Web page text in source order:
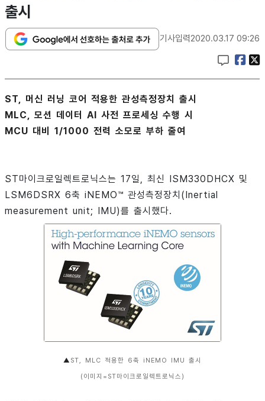
출시
기사입력2020.03.17 09:26
ST, 머신 러닝 코어 적용한 관성측정장치 출시
MLC, 모션 데이터 AI 사전 프로세싱 수행 시
MCU 대비 1/1000 전력 소모로 부하 줄여
ST마이크로일렉트로닉스는 17일, 최신 ISM330DHCX 및
LSM6DSRX 6축 iNEMO™ 관성측정장치(Inertial
measurement unit; IMU)를 출시했다.
▲ ST, MLC 적용한 6축 iNEMO IMU 출시
(이미지=ST마이크로일렉트로닉스)